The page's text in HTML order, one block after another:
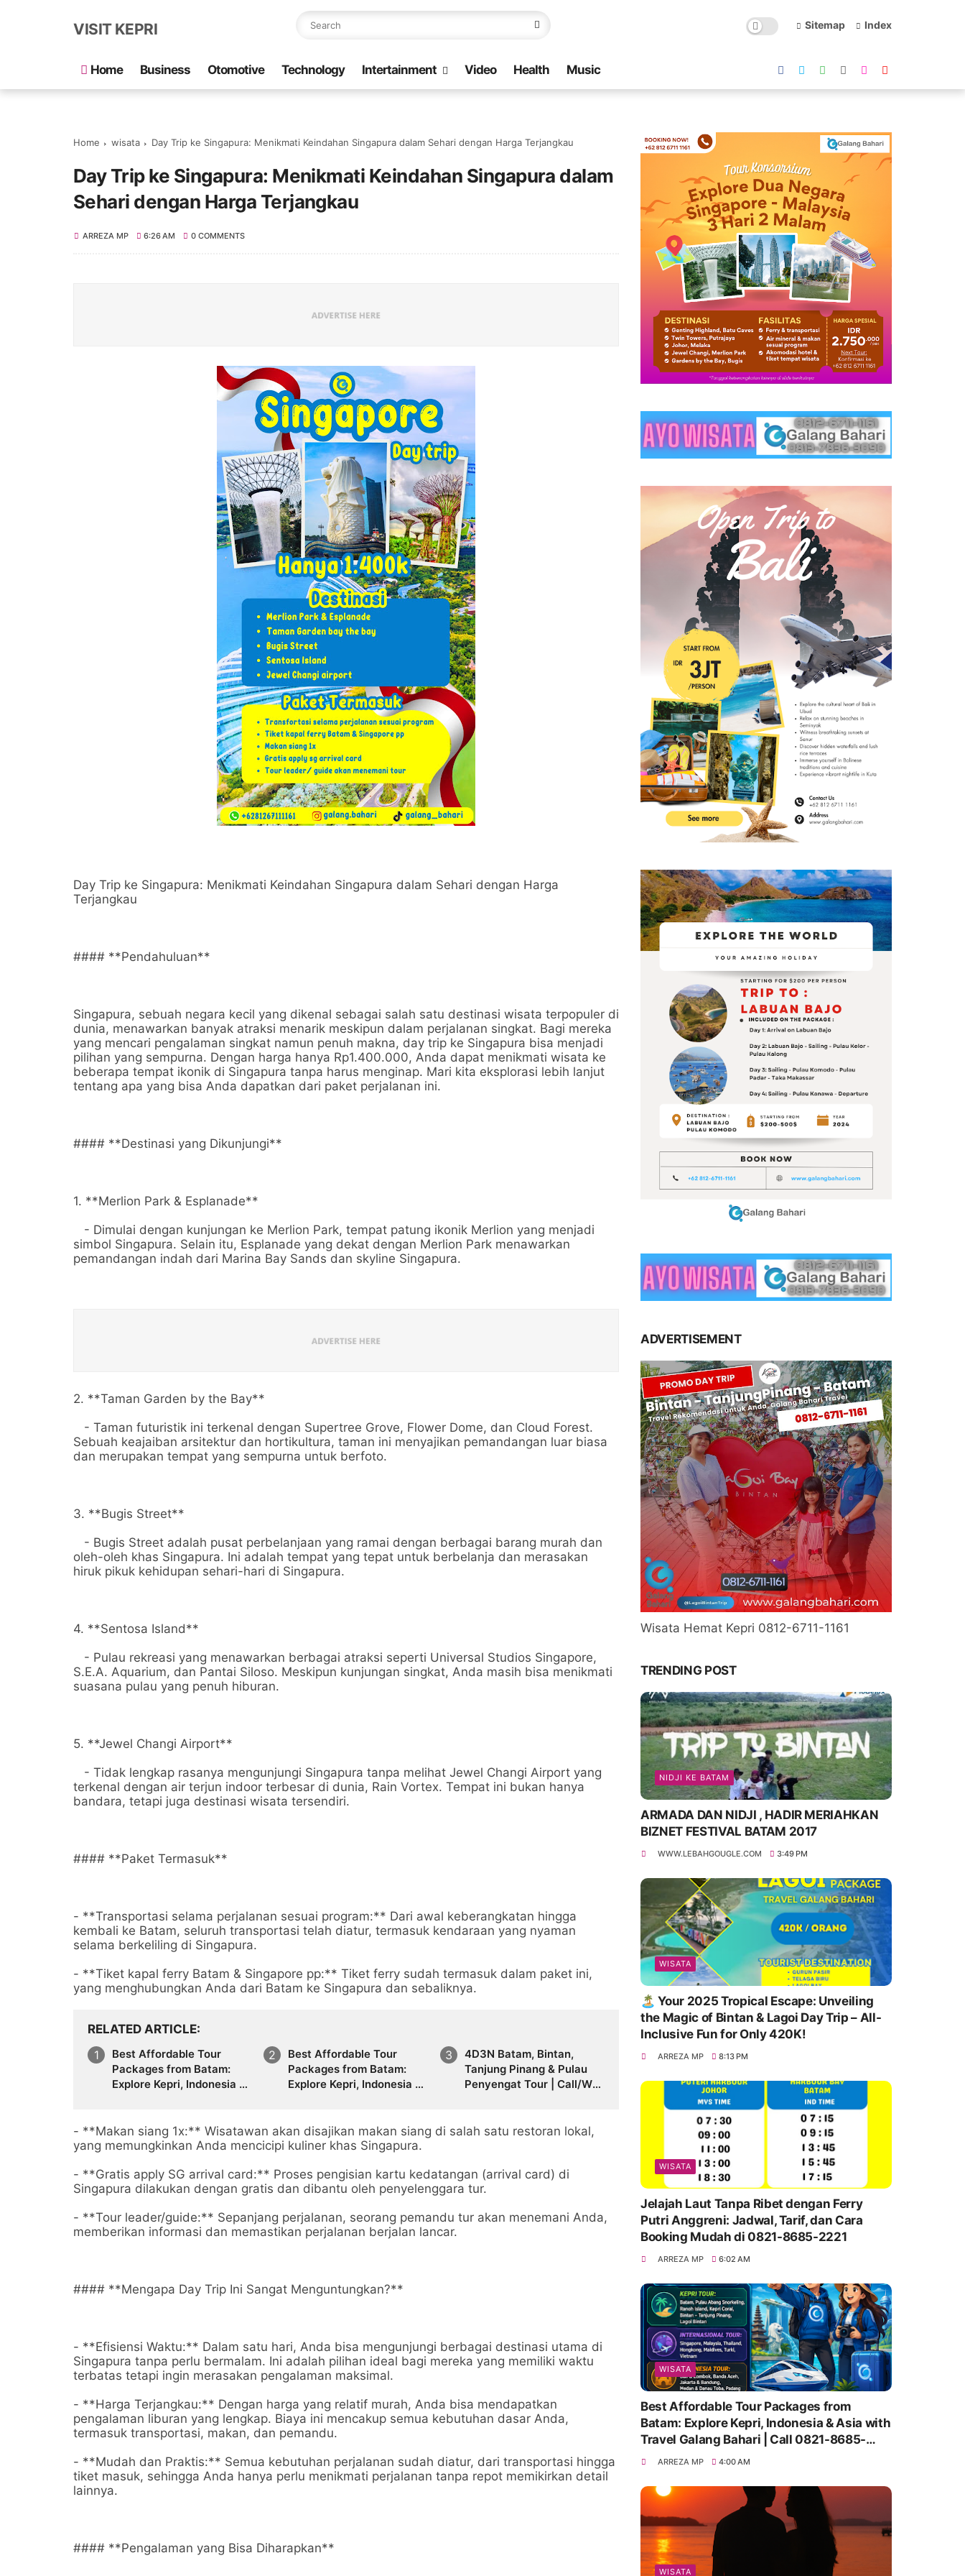
VISIT KEPRI Sitemap Index
Home Business Otomotive Technology Intertainment Video Health Music
Home wisata Day Trip ke Singapura: Menikmati Keindahan Singapura dalam Sehari dengan Harga Terjangkau
Day Trip ke Singapura: Menikmati Keindahan Singapura dalam
Sehari dengan Harga Terjangkau
ARREZA MP 6:26 AM 0 COMMENTS
Day Trip ke Singapura: Menikmati Keindahan Singapura dalam Sehari dengan Harga
Terjangkau
#### **Pendahuluan**
Singapura, sebuah negara kecil yang dikenal sebagai salah satu destinasi wisata terpopuler di
dunia, menawarkan banyak atraksi menarik meskipun dalam perjalanan singkat. Bagi mereka
yang mencari pengalaman singkat namun penuh makna, day trip ke Singapura bisa menjadi
pilihan yang sempurna. Dengan harga hanya Rp1.400.000, Anda dapat menikmati wisata ke
beberapa tempat ikonik di Singapura tanpa harus menginap. Mari kita eksplorasi lebih lanjut
tentang apa yang bisa Anda dapatkan dari paket perjalanan ini.
#### **Destinasi yang Dikunjungi**
1. **Merlion Park & Esplanade**
- Dimulai dengan kunjungan ke Merlion Park, tempat patung ikonik Merlion yang menjadi
simbol Singapura. Selain itu, Esplanade yang dekat dengan Merlion Park menawarkan
pemandangan indah dari Marina Bay Sands dan skyline Singapura.
2. **Taman Garden by the Bay**
- Taman futuristik ini terkenal dengan Supertree Grove, Flower Dome, dan Cloud Forest.
Sebuah keajaiban arsitektur dan hortikultura, taman ini menyajikan pemandangan luar biasa
dan merupakan tempat yang sempurna untuk berfoto.
3. **Bugis Street**
- Bugis Street adalah pusat perbelanjaan yang ramai dengan berbagai barang murah dan
oleh-oleh khas Singapura. Ini adalah tempat yang tepat untuk berbelanja dan merasakan
hiruk pikuk kehidupan sehari-hari di Singapura.
4. **Sentosa Island**
- Pulau rekreasi yang menawarkan berbagai atraksi seperti Universal Studios Singapore,
S.E.A. Aquarium, dan Pantai Siloso. Meskipun kunjungan singkat, Anda masih bisa menikmati
suasana pulau yang penuh hiburan.
5. **Jewel Changi Airport**
- Tidak lengkap rasanya mengunjungi Singapura tanpa melihat Jewel Changi Airport yang
terkenal dengan air terjun indoor terbesar di dunia, Rain Vortex. Tempat ini bukan hanya
bandara, tetapi juga destinasi wisata tersendiri.
#### **Paket Termasuk**
- **Transportasi selama perjalanan sesuai program:** Dari awal keberangkatan hingga
kembali ke Batam, seluruh transportasi telah diatur, termasuk kendaraan yang nyaman
selama berkeliling di Singapura.
- **Tiket kapal ferry Batam & Singapore pp:** Tiket ferry sudah termasuk dalam paket ini,
yang menghubungkan Anda dari Batam ke Singapura dan sebaliknya.
RELATED ARTICLE
Best Affordable Tour
Packages from Batam:
Explore Kepri, Indonesia &
8685-2221
Best Affordable Tour
Packages from Batam:
Explore Kepri, Indonesia &
8685-2221
4D3N Batam, Bintan,
Tanjung Pinang & Pulau
Penyengat Tour | Call/WA
- **Makan siang 1x:** Wisatawan akan disajikan makan siang di salah satu restoran lokal,
yang memungkinkan Anda mencicipi kuliner khas Singapura.
- **Gratis apply SG arrival card:** Proses pengisian kartu kedatangan (arrival card) di
Singapura dilakukan dengan gratis dan dibantu oleh penyelenggara tur.
- **Tour leader/guide:** Sepanjang perjalanan, seorang pemandu tur akan menemani Anda,
memberikan informasi dan memastikan perjalanan berjalan lancar.
#### **Mengapa Day Trip Ini Sangat Menguntungkan?**
- **Efisiensi Waktu:** Dalam satu hari, Anda bisa mengunjungi berbagai destinasi utama di
Singapura tanpa perlu bermalam. Ini adalah pilihan ideal bagi mereka yang memiliki waktu
terbatas tetapi ingin merasakan pengalaman maksimal.
- **Harga Terjangkau:** Dengan harga yang relatif murah, Anda bisa mendapatkan
pengalaman liburan yang lengkap. Biaya ini mencakup semua kebutuhan dasar Anda,
termasuk transportasi, makan, dan pemandu.
- **Mudah dan Praktis:** Semua kebutuhan perjalanan sudah diatur, dari transportasi hingga
tiket masuk, sehingga Anda hanya perlu menikmati perjalanan tanpa repot memikirkan detail
lainnya.
#### **Pengalaman yang Bisa Diharapkan**
ADVERTISEMENT
Wisata Hemat Kepri 0812-6711-1161
TRENDING POST
NIDJI KE BATAM
ARMADA DAN NIDJI , HADIR MERIAHKAN
BIZNET FESTIVAL BATAM 2017
WWW.LEBAHGOUGLE.COM 3:49 PM
WISATA
🏝️ Your 2025 Tropical Escape: Unveiling
the Magic of Bintan & Lagoi Day Trip – All-
Inclusive Fun for Only 420K!
ARREZA MP 8:13 PM
WISATA
Jelajah Laut Tanpa Ribet dengan Ferry
Putri Anggreni: Jadwal, Tarif, dan Cara
Booking Mudah di 0821-8685-2221
ARREZA MP 6:02 AM
WISATA
Best Affordable Tour Packages from
Batam: Explore Kepri, Indonesia & Asia with
Travel Galang Bahari | Call 0821-8685-
2221ARREZA MP 4:00 AM
WISATA